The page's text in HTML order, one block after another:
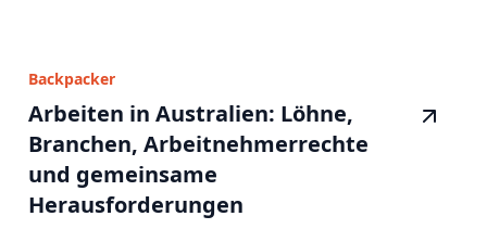
Backpacker
Arbeiten in Australien: Löhne,
Branchen, Arbeitnehmerrechte
und gemeinsame
Herausforderungen